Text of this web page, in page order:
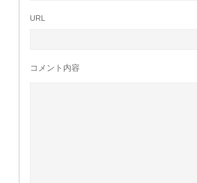
URL
コメント内容